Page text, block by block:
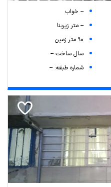
-- خواب
-- متر زیربنا
90 متر زمین
سال ساخت --
شماره طبقه: --